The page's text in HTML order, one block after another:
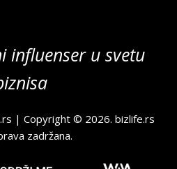
influenser u svetu
| Copyright © 2026.bizlife.rs
zadržana.